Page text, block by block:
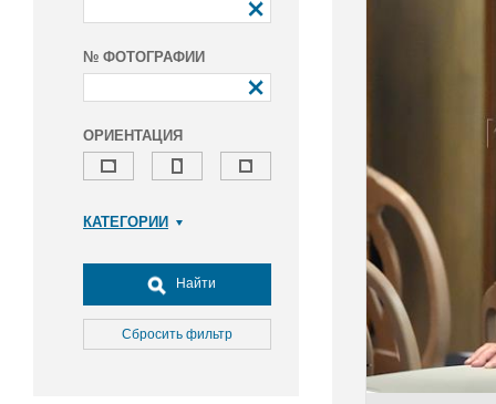
№ ФОТОГРАФИИ
ОРИЕНТАЦИЯ
КАТЕГОРИИ
Досуг, туризм и отдых
Культура
Медицина
Найти
Сбросить фильтр